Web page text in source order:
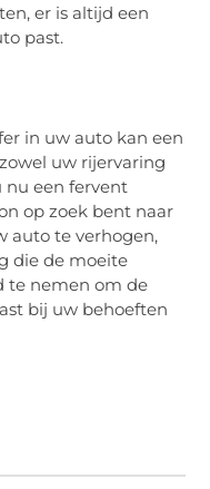
er is altijd een
past.
in uw auto kan een
uw rijervaring
nu een fervent
op zoek bent naar
auto te verhogen,
die de moeite
te nemen om de
bij uw behoeften